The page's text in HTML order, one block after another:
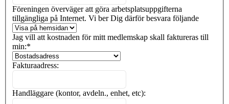
Föreningen överväger att göra arbetsplatsuppgifterna
tillgängliga på Internet. Vi ber Dig därför besvara följande
Jag vill att kostnaden för mitt medlemskap skall faktureras till
min:*
Fakturaadress:
Handläggare (kontor, avdeln., enhet, etc):